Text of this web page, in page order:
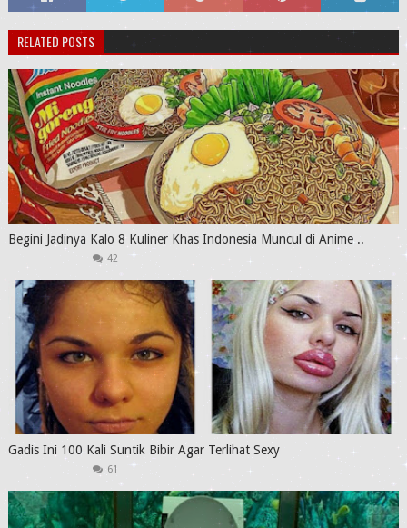
RELATED POSTS
Begini Jadinya Kalo 8 Kuliner Khas Indonesia Muncul di Anime ..
42
Gadis Ini 100 Kali Suntik Bibir Agar Terlihat Sexy
61